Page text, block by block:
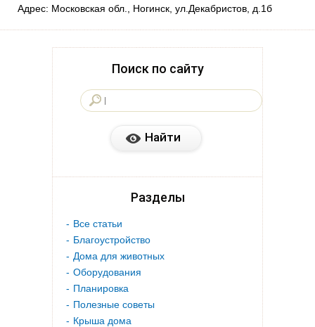
Адрес: Московская обл., Ногинск, ул.Декабристов, д.1б
Поиск по сайту
Разделы
Все статьи
Благоустройство
Дома для животных
Оборудования
Планировка
Полезные советы
Крыша дома